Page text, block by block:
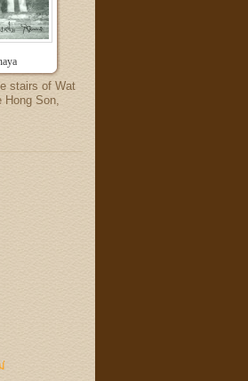
stairs of Wat
Hong Son,